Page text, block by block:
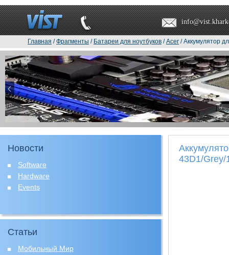
Главная /Фрагменты / Батареи для ноутбуков /Acer / Аккумулятор
Новости
Software
Hardware
Events
Статьи
Мобильный Мир
43D1/Grey/